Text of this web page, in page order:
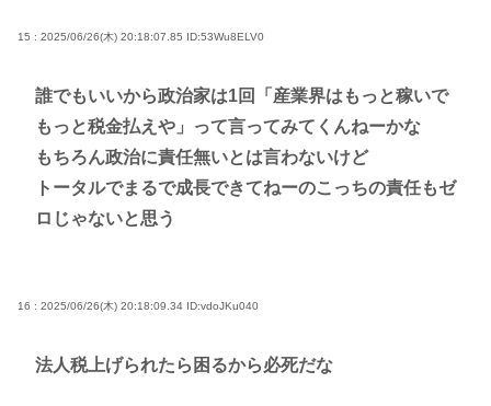
15 : 2025/06/26(木) 20:18:07.85 ID:53Wu8ELV0
誰でもいいから政治家は1回「産業界はもっと稼いで
もっと税金払えや」って言ってみてくんねーかな
もちろん政治に責任無いとは言わないけど
トータルでまるで成長できてねーのこっちの責任もゼ
ロじゃないと思う
16 : 2025/06/26(木) 20:18:09.34 ID:vdoJKu040
法人税上げられたら困るから必死だな